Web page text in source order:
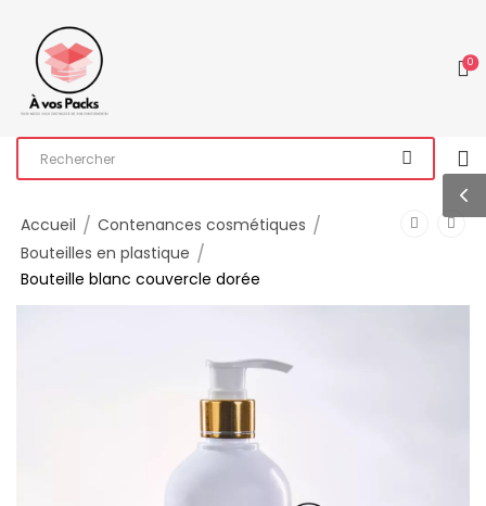
0
Accueil / Contenances cosmétiques /
Bouteilles en plastique /
Bouteille blanc couvercle dorée